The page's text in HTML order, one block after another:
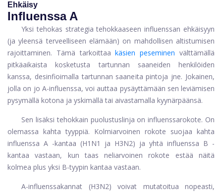
Ehkäisy
Influenssa A
Yksi tehokas strategia tehokkaaseen influenssan ehkäisyyn
(ja yleensä terveelliseen elämään) on mahdollisen altistumisen
rajoittaminen. Tämä tarkoittaa käsien peseminen välttämällä
pitkäaikaista kosketusta tartunnan saaneiden henkilöiden
kanssa, desinfioimalla tartunnan saaneita pintoja jne. Jokainen,
jolla on jo A-influenssa, voi auttaa pysäyttämään sen leviämisen
pysymällä kotona ja yskimällä tai aivastamalla kyynärpäänsä.
Sen lisäksi tehokkain puolustuslinja on influenssarokote. On
olemassa kahta tyyppiä. Kolmiarvoinen rokote suojaa kahta
influenssa A -kantaa (H1N1 ja H3N2) ja yhtä influenssa B -
kantaa vastaan, kun taas neliarvoinen rokote estää näitä
kolmea plus yksi B-tyypin kantaa vastaan.
A-influenssakannat (H3N2) voivat mutatoitua nopeasti,